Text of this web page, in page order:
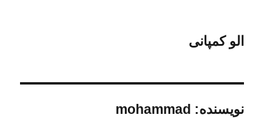
الو کمپانی
نویسنده: mohammad